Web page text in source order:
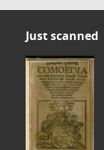
Just scanned